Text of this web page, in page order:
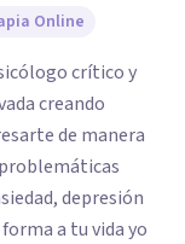
Online
crítico y
creando
de manera
depresión
a tu vida yo